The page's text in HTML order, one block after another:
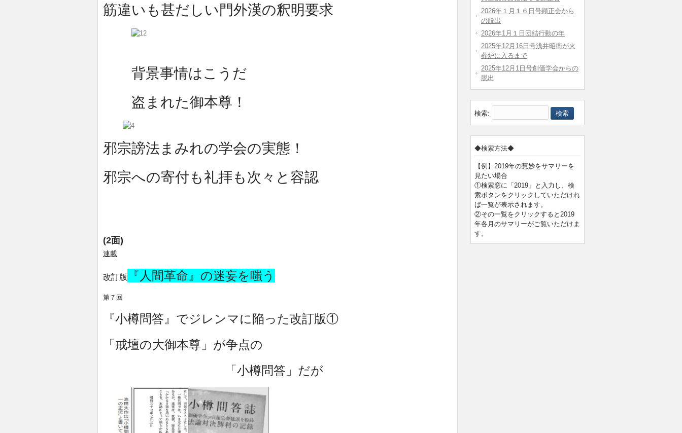
筋違いも甚だしい門外漢の釈明要求
背景事情はこうだ
盗まれた御本尊！
邪宗謗法まみれの学会の実態！
邪宗への寄付も礼拝も次々と容認
(2面)
連載
改訂版 『人間革命』の迷妄を嗤う
第７回
『小樽問答』でジレンマに陥った改訂版①
「戒壇の大御本尊」が争点の
「小樽問答」だが
2026年１月１６日号顕正会から
の脱出
2026年1月１日団結行動の年
2025年12月16日号浅井昭衛が火
葬炉に入るまで
2025年12月1日号創価学会からの
脱出
検索:
◆検索方法◆
【例】2019年の慧妙をサマリーを
見たい場合
①検索窓に「2019」と入力し、検
索ボタンをクリックしていただけれ
ば一覧が表示されます。
②その一覧をクリックすると2019
年各月のサマリーがご覧いただけま
す。